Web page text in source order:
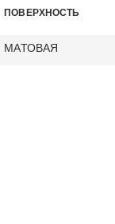
ПОВЕРХНОСТЬ
МАТОВАЯ